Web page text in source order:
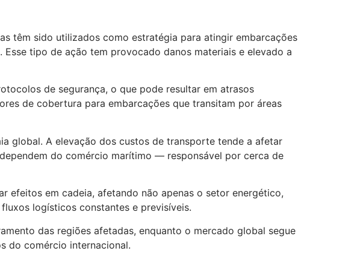
têm sido utilizados como estratégia para atingir embarcações
tipo de ação tem provocado danos materiais e elevado a
de segurança, o que pode resultar em atrasos
de cobertura para embarcações que transitam por áreas
global. A elevação dos custos de transporte tende a afetar
do comércio marítimo — responsável por cerca de
efeitos em cadeia, afetando não apenas o setor energético,
logísticos constantes e previsíveis.
das regiões afetadas, enquanto o mercado global segue
do comércio internacional.